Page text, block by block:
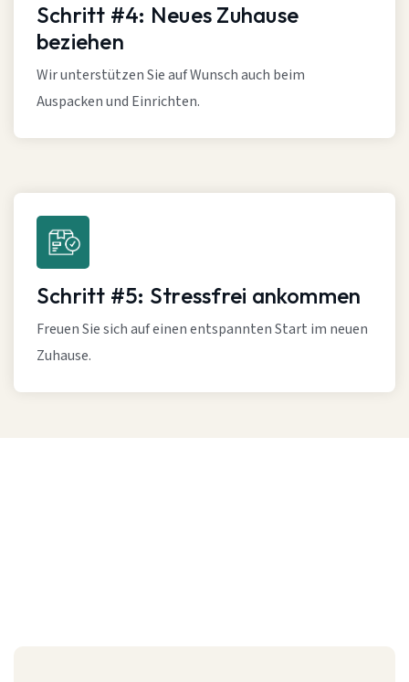
Schritt #4: Neues Zuhause
beziehen
Wir unterstützen Sie auf Wunsch auch beim
Auspacken und Einrichten.
Schritt #5: Stressfrei ankommen
Freuen Sie sich auf einen entspannten Start im neuen
Zuhause.